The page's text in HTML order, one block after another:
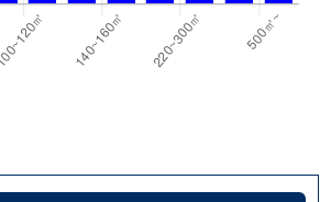
830万円
北四番丁
950万円
国見(宮城)
1,400万円
国見(宮城)